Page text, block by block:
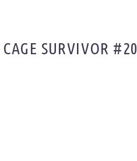
SURVIVOR